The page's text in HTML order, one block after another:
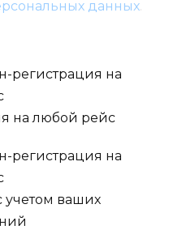
данных.
на любой рейс
учетом ваших